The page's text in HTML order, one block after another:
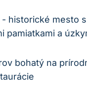
historické ⁣mesto s
pamiatkami a
‌bohatý na